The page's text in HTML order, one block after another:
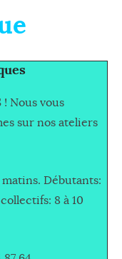
! Nous vous
sur nos ateliers
Débutants:
8 à 10